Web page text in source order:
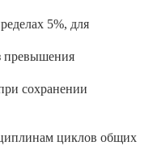
5%, для
превышения
сохранении
циклов общих